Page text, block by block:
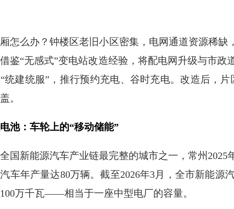
怎么办？钟楼区老旧小区密集，电网通道资源稀缺
鉴“无感式”变电站改造经验，将配电网升级与市
统建统服”，推行预约充电、谷时充电。改造后，
。
池：车轮上的“移动储能”
国新能源汽车产业链最完整的城市之一，常州
车年产量达80万辆。截至2026年3月，全市新能源
万千瓦——相当于一座中型电厂的容量。